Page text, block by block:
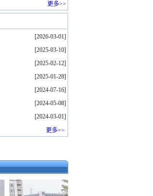
更多>>
[2026-03-01]
[2025-03-10]
[2025-02-12]
[2025-01-28]
[2024-07-16]
[2024-05-08]
[2024-03-01]
更多>>